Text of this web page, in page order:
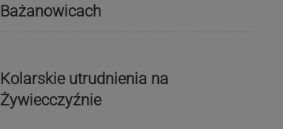
Bażanowicach
Kolarskie utrudnienia na
Żywiecczyźnie